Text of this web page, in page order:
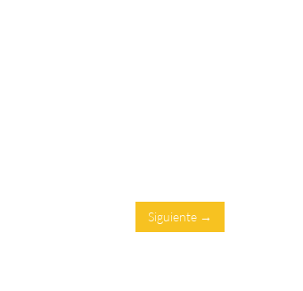
Siguiente →